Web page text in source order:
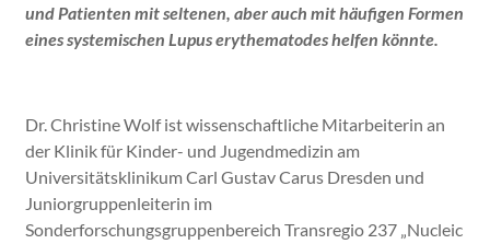
und Patienten mit seltenen, aber auch mit häufigen Formen
eines systemischen Lupus erythematodes helfen könnte.
Dr. Christine Wolf ist wissenschaftliche Mitarbeiterin an
der Klinik für Kinder- und Jugendmedizin am
Universitätsklinikum Carl Gustav Carus Dresden und
Juniorgruppenleiterin im
Sonderforschungsgruppenbereich Transregio 237 „Nucleic